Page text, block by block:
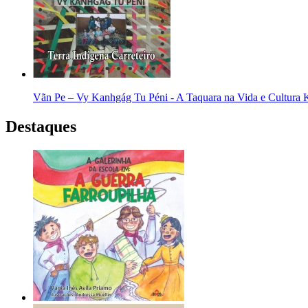
Vãn Pe – Vy Kanhgág Tu Péni - A Taquara na Vida e Cultura
Destaques